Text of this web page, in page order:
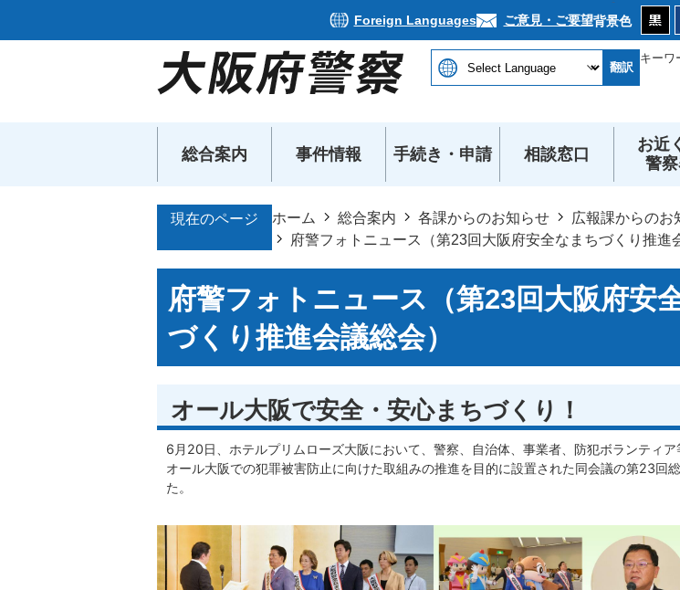
Foreign Languages ご意見・ご要望背景色
翻訳
キーワ
総合案内 事件情報 手続き・申請 相談窓口
お近
警
現在のページ ホーム 総合案内 各課からのお知らせ 広報課からのお
府警フォトニュース（第23回大阪府安全なまちづくり推進
府警フォトニュース（第23回大阪府安
づくり推進会議総会）
オール大阪で安全・安心まちづくり！
6月20日、ホテルプリムローズ大阪において、警察、自治体、事業者、防犯ボランティア
オール大阪での犯罪被害防止に向けた取組みの推進を目的に設置された同会議の第23回
た。